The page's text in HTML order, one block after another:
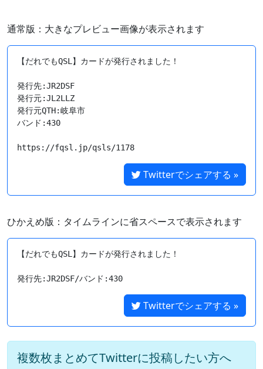
通常版：大きなプレビュー画像が表示されます
【だれでもQSL】カードが発行されました！
発行先:JR2DSF
発行元:JL2LLZ
発行元QTH:岐阜市
バンド:430
https://fqsl.jp/qsls/1178
Twitterでシェアする »
ひかえめ版：タイムラインに省スペースで表示されます
【だれでもQSL】カードが発行されました！
Twitterでシェアする »
複数枚まとめてTwitterに投稿したい方へ